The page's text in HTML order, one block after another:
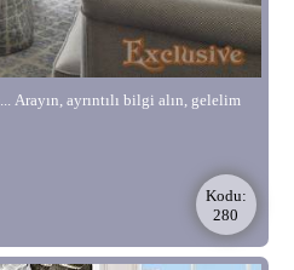
Arayın, ayrıntılı bilgi alın, gelelim
Kodu:
280